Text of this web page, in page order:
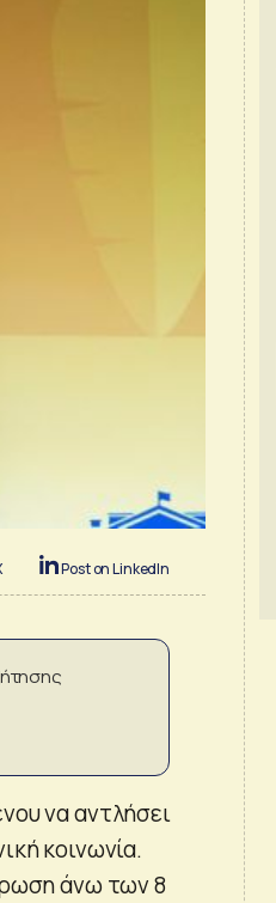
Post on LinkedIn
να αντλήσει
κοινωνία.
άνω των 8